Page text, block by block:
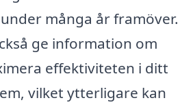
många år framöver.
ge information om
effektiviteten i ditt
vilket ytterligare kan